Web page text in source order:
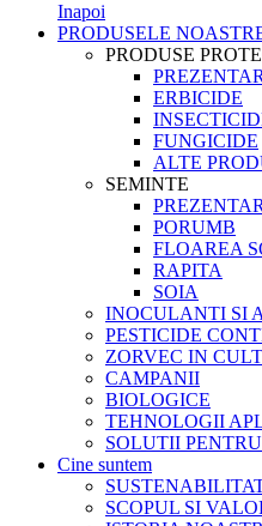
Inapoi
PRODUSELE
PRODUSE
ERBICIDE
FUNGICIDE
ALTE
SEMINTE
PORUMB
FLOAREA
RAPITA
SOIA
INOCULANTI SI
PESTICIDE
ZORVEC IN
CAMPANII
BIOLOGICE
TEHNOLOGII
SOLUTII
Cine suntem
SCOPUL SI